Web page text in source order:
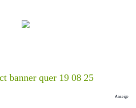
Anzeige